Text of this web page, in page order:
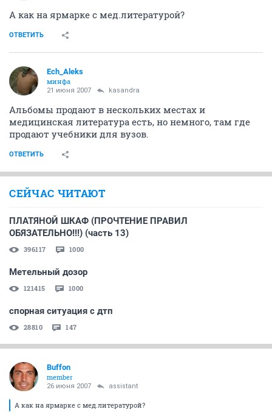
А как на ярмарке с мед.литературой?
ОТВЕТИТЬ
Ech_Aleks
минфа
21 июня 2007 kasandra
Альбомы продают в нескольких местах и
медицинская литература есть, но немного, там где
продают учебники для вузов.
ОТВЕТИТЬ
СЕЙЧАС ЧИТАЮТ
ПЛАТЯНОЙ ШКАФ (ПРОЧТЕНИЕ ПРАВИЛ
ОБЯЗАТЕЛЬНО!!!) (часть 13)
396117 1000
Метельный дозор
121415 1000
спорная ситуация с дтп
28810 147
Buffon
member
26 июня 2007 assistant
А как на ярмарке с мед.литературой?